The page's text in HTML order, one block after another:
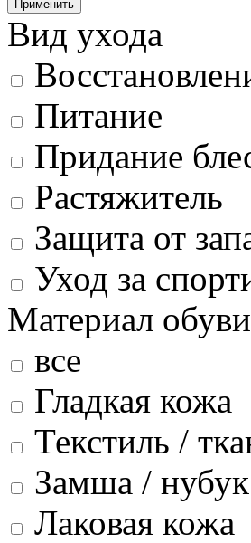
Применить
Вид ухода
Питание
Придание
Растяжитель
Защита от
Уход за
Материал обуви
все
Гладкая кожа
Текстиль /
Замша / нубук
Лаковая кожа